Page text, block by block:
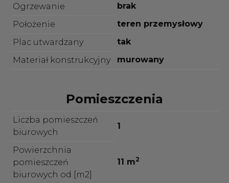
Ogrzewanie
brak
Położenie
teren przemysłowy
Plac utwardzany
tak
Materiał konstrukcyjny
murowany
Pomieszczenia
Liczba pomieszczeń
biurowych
1
Powierzchnia
pomieszczeń
biurowych od [m2]
11 m2